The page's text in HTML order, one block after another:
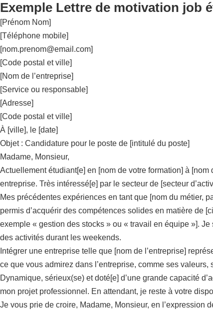
Exemple Lettre de motivation job
[Prénom Nom]
[Téléphone mobile]
[nom.prenom@email.com]
[Code postal et ville]
[Nom de l’entreprise]
[Service ou responsable]
[Adresse]
[Code postal et ville]
À [ville], le [date]
Objet : Candidature pour le poste de [intitulé du poste]
Madame, Monsieur,
Actuellement étudiant[e] en [nom de votre formation] à
entreprise. Très intéressé[e] par le secteur de [secteur
Mes précédentes expériences en tant que [nom du métier,
permis d’acquérir des compétences solides en matière de
exemple « gestion des stocks » ou « travail en équipe »].
des activités durant les weekends.
Intégrer une entreprise telle que [nom de l’entreprise]
ce que vous admirez dans l’entreprise, comme ses
Dynamique, sérieux(se) et doté[e] d’une grande capacité
mon projet professionnel. En attendant, je reste à votre
Je vous prie de croire, Madame, Monsieur, en l’expression